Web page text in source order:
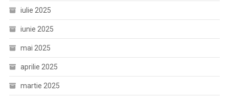
iulie 2025
iunie 2025
mai 2025
aprilie 2025
martie 2025